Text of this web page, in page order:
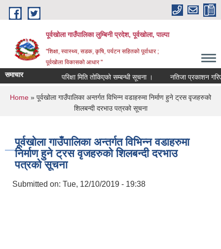
Skip to main content
पूर्वखोला गाउँपालिका लुम्बिनी प्रदेश, पूर्वखोला, पाल्पा
"शिक्षा, स्वास्थ्य, सडक, कृषि, पर्यटन सहितको पूर्वाधार ;
पूर्वखोला विकासको आधार "
समाचार परिक्षा मिति तोकिएको सम्बन्धी सूचना । नतिजा प्रकाशन गरिएको
You are here
Home » पूर्वखोला गाउँपालिका अन्तर्गत विभिन्न वडाहरुमा निर्माण हुने ट्रस वृजहरुको
शिलबन्दी दरभाउ पत्रको सूचना
पूर्वखोला गाउँपालिका अन्तर्गत विभिन्न वडाहरुमा
निर्माण हुने ट्रस वृजहरुको शिलबन्दी दरभाउ
पत्रको सूचना
Submitted on: Tue, 12/10/2019 - 19:38